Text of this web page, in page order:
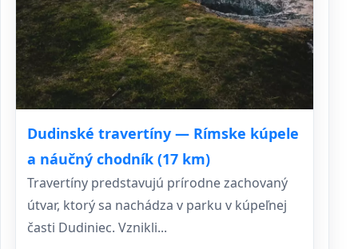
Dudinské travertíny — Rímske kúpele
a náučný chodník (17 km)
Travertíny predstavujú prírodne zachovaný
útvar, ktorý sa nachádza v parku v kúpeľnej
časti Dudiniec. Vznikli...